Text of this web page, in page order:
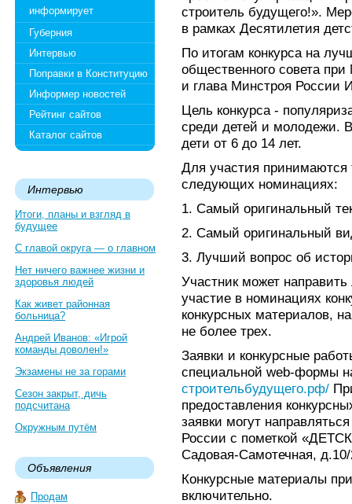
информирует
Губерния
Интервью
Поправки в Конституцию
Информер новостей
Рейтинг сайтов
Каталог сайтов
Интервью
Итоги, планы и взгляд в
будущее
С главой округа — о главном
Нет ничего важнее жизни и
здоровья людей
Как живет районная
больница?
Андрей Иванов: «Игрой
команды доволен!»
Экзамены не за горами
Сезон закрыт, дичь
подсчитана
Окружным путём
Объявления
Продам
строитель будущего!».
в рамках Десятилетия
По итогам конкурса на
общественного совета
и глава Минстроя России
Цель конкурса -
среди детей и молодежи. В
дети от 6 до 14 лет.
Для участия принимаются
следующих номинациях:
1. Самый оригинальный
2. Самый оригинальный
3. Лучший вопрос об
Участник может
участие в номинациях
конкурсных материалов,
не более трех.
Заявки и конкурсные
специальной web-формы
строительбудущего.рф/
предоставления
заявки могут
России с пометкой
Садовая-Самотечная,
Конкурсные материалы
включительно.